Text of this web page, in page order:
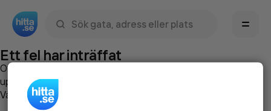
Ett fel har inträffat
Om du vill kan du
uppstod så att vi lättare och snabbare kan avhjälpa det.
Vänligen försök med följande: